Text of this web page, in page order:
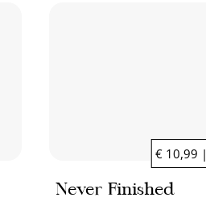
€ 10,99
Never Finished